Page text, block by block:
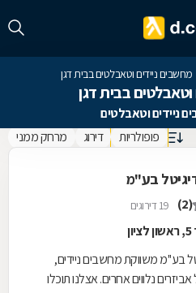
מחשבים ניידים וטאבלטים בבית דגן
בבית דגן
פופולריות דירוג מרחק ממני
דיגיטל בע"מ
(2) 19 דירוגים
בע''מ משווקת מחשבים ניידים,
נלווים אחרים. אצלנו תוכלו